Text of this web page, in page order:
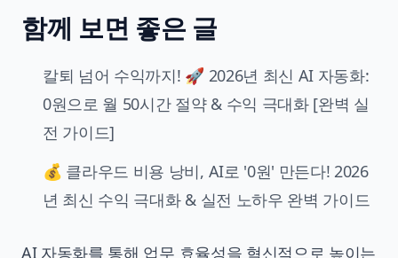
함께 보면 좋은 글
칼퇴 넘어 수익까지! 🚀 2026년 최신 AI 자동화:
0원으로 월 50시간 절약 & 수익 극대화 [완벽 실
전 가이드]
💰 클라우드 비용 낭비, AI로 '0원' 만든다! 2026
년 최신 수익 극대화 & 실전 노하우 완벽 가이드
AI 자동화를 통해 업무 효율성을 혁신적으로 높이는